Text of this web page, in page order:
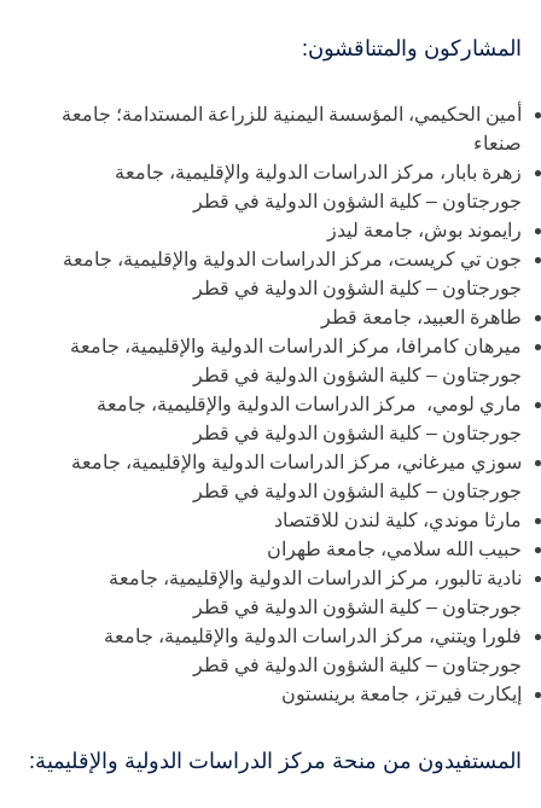
المشاركون والمتناقشون:
أمين الحكيمي، المؤسسة اليمنية للزراعة المستدامة؛ جامعة
صنعاء
زهرة بابار، مركز الدراسات الدولية والإقليمية، جامعة
جورجتاون – كلية الشؤون الدولية في قطر
رايموند بوش، جامعة ليدز
جون تي كريست، مركز الدراسات الدولية والإقليمية، جامعة
جورجتاون – كلية الشؤون الدولية في قطر
طاهرة العبيد، جامعة قطر
ميرهان كامرافا، مركز الدراسات الدولية والإقليمية، جامعة
جورجتاون – كلية الشؤون الدولية في قطر
ماري لومي، مركز الدراسات الدولية والإقليمية، جامعة
جورجتاون – كلية الشؤون الدولية في قطر
سوزي ميرغاني، مركز الدراسات الدولية والإقليمية، جامعة
جورجتاون – كلية الشؤون الدولية في قطر
مارثا موندي، كلية لندن للاقتصاد
حبيب الله سلامي، جامعة طهران
نادية تالبور، مركز الدراسات الدولية والإقليمية، جامعة
جورجتاون – كلية الشؤون الدولية في قطر
فلورا ويتني، مركز الدراسات الدولية والإقليمية، جامعة
جورجتاون – كلية الشؤون الدولية في قطر
إيكارت فيرتز، جامعة برينستون
المستفيدون من منحة مركز الدراسات الدولية والإقليمية: